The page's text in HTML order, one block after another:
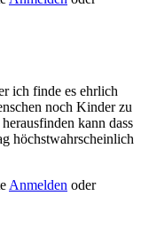
ich finde es ehrlich
noch Kinder zu
kann dass
höchstwahrscheinlich
Anmelden oder